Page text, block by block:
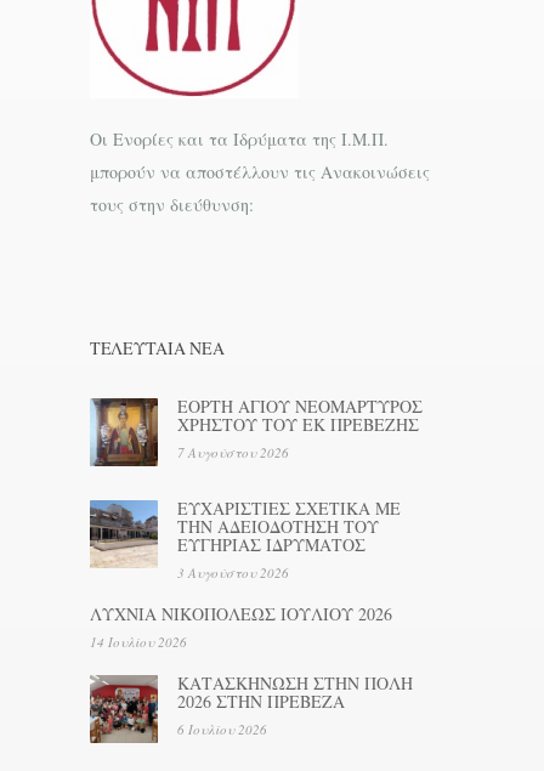
Οι Ενορίες και τα Ιδρύματα της Ι.Μ.Π.
μπορούν να αποστέλλουν τις Ανακοινώσεις
τους στην διεύθυνση:
ΤΕΛΕΥΤΑΊΑ ΝΕΑ
ΕΟΡΤΗ ΑΓΙΟΥ ΝΕΟΜΑΡΤΥΡΟΣ
ΧΡΗΣΤΟΥ ΤΟΥ ΕΚ ΠΡΕΒΕΖΗΣ
7 Αυγούστου 2026
ΕΥΧΑΡΙΣΤΙΕΣ ΣΧΕΤΙΚΑ ΜΕ
ΤΗΝ ΑΔΕΙΟΔΟΤΗΣΗ ΤΟΥ
ΕΥΓΗΡΙΑΣ ΙΔΡΥΜΑΤΟΣ
3 Αυγούστου 2026
ΛΥΧΝΙΑ ΝΙΚΟΠΟΛΕΩΣ ΙΟΥΛΙΟΥ 2026
14 Ιουλίου 2026
ΚΑΤΑΣΚΗΝΩΣΗ ΣΤΗΝ ΠΟΛΗ
2026 ΣΤΗΝ ΠΡΕΒΕΖΑ
6 Ιουλίου 2026